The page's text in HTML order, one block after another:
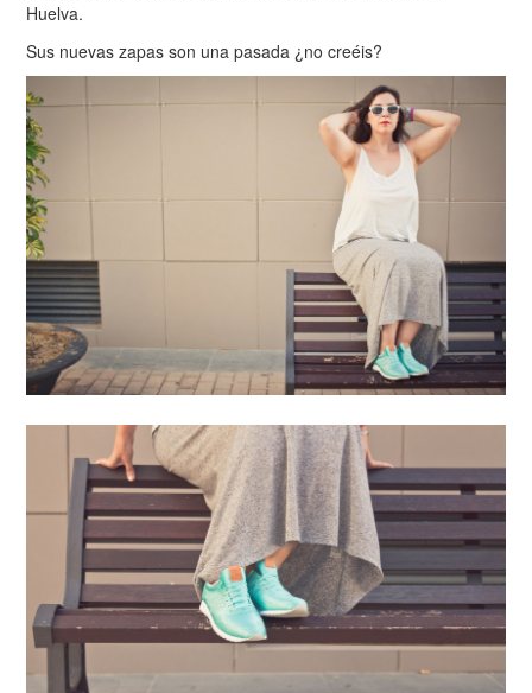
Huelva.
Sus nuevas zapas son una pasada ¿no creéis?